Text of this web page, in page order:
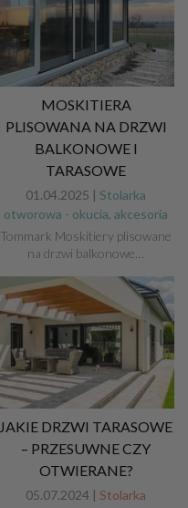
MOSKITIERA
PLISOWANA NA DRZWI
BALKONOWE I
TARASOWE
01.04.2025 | Stolarka
otworowa - okucia, akcesoria
Tommark Moskitiery plisowane
na drzwi balkonowe…
JAKIE DRZWI TARASOWE
– PRZESUWNE CZY
OTWIERANE?
05.07.2024 | Stolarka